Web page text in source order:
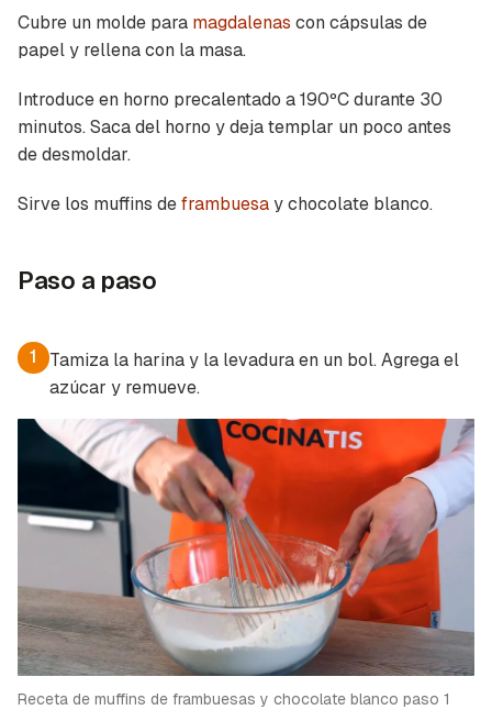
Guardar como favorito
Para poder guardar como favorito, primero has
de iniciar sesión con tu cuenta de Cocinatis.
INICIAR SESIÓN CANCELAR
Cubre un molde para magdalenas con cápsulas de
papel y rellena con la masa.
Introduce en horno precalentado a 190ºC durante 30
minutos. Saca del horno y deja templar un poco antes
de desmoldar.
Sirve los muffins deframbuesay chocolate blanco.
Paso a paso
1
Tamiza la harina y la levadura en un bol. Agrega el
azúcar y remueve.
Receta de muffins de frambuesas y chocolate blanco paso 1
Contenido enviado
Gracias por suscribirte a nuestro boletín.
ACEPTAR